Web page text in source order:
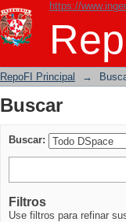
https://
Buscar
RepoFI Principal →
Buscar
Buscar:
Filtros
Use filtros para refinar